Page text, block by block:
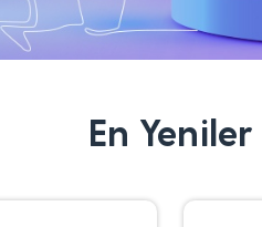
En Yeniler